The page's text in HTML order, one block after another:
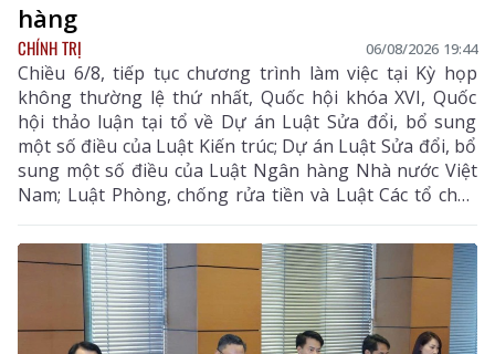
hàng
CHÍNH TRỊ 06/08/2026 19:44
Chiều 6/8, tiếp tục chương trình làm việc tại Kỳ họp
không thường lệ thứ nhất, Quốc hội khóa XVI, Quốc
hội thảo luận tại tổ về Dự án Luật Sửa đổi, bổ sung
một số điều của Luật Kiến trúc; Dự án Luật Sửa đổi, bổ
sung một số điều của Luật Ngân hàng Nhà nước Việt
Nam; Luật Phòng, chống rửa tiền và Luật Các tổ chức
tín dụng; Dự thảo Nghị quyết của Quốc hội về công tác
phòng, chống tội phạm và vi phạm pháp luật, công tác
của Viện kiểm sát nhân dân, Tòa án nhân dân và công
tác thi hành án. Đồng chí Sùng A Hồ - Phó Bí thư Tỉnh
ủy, Trưởng Đoàn ĐBQH tỉnh Lai Châu chủ trì phiên
thảo luận tại tổ.